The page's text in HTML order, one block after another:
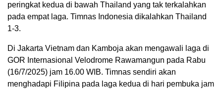
peringkat kedua di bawah Thailand yang tak terkalahkan
pada empat laga. Timnas Indonesia dikalahkan Thailand
1-3.
Di Jakarta Vietnam dan Kamboja akan mengawali laga di
GOR Internasional Velodrome Rawamangun pada Rabu
(16/7/2025) jam 16.00 WIB. Timnas sendiri akan
menghadapi Filipina pada laga kedua di hari pembuka jam